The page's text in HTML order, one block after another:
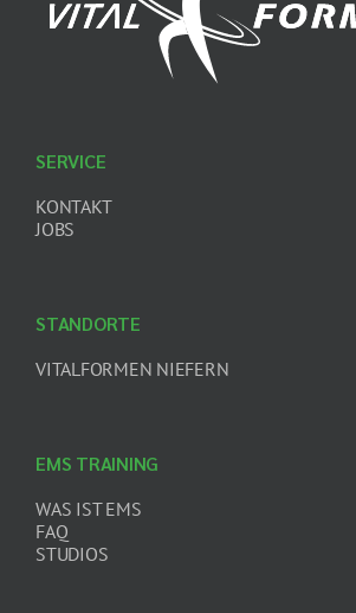
EMS TRAINING
WAS IST EMS
FAQ
STUDIOS
SERVICE
KONTAKT
JOBS
STANDORTE
VITALFORMEN NIEFERN